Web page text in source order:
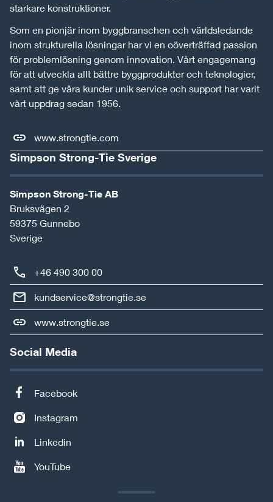
starkare konstruktioner.
Som en pionjär inom byggbranschen och världsledande
inom strukturella lösningar har vi en oöverträffad passion
för problemlösning genom innovation. Vårt engagemang
för att utveckla allt bättre byggprodukter och teknologier,
samt att ge våra kunder unik service och support har varit
vårt uppdrag sedan 1956.
www.strongtie.com
Simpson Strong-Tie Sverige
Simpson Strong-Tie AB
Bruksvägen 2
59375 Gunnebo
Sverige
+46 490 300 00
kundservice@strongtie.se
www.strongtie.se
Social Media
Facebook
Instagram
Linkedin
YouTube